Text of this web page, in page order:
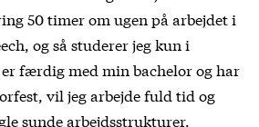
50 timer om ugen på arbejdet i
og så studerer jeg kun i
færdig med min bachelor og har
vil jeg arbejde fuld tid og
sunde arbejdsstrukturer.